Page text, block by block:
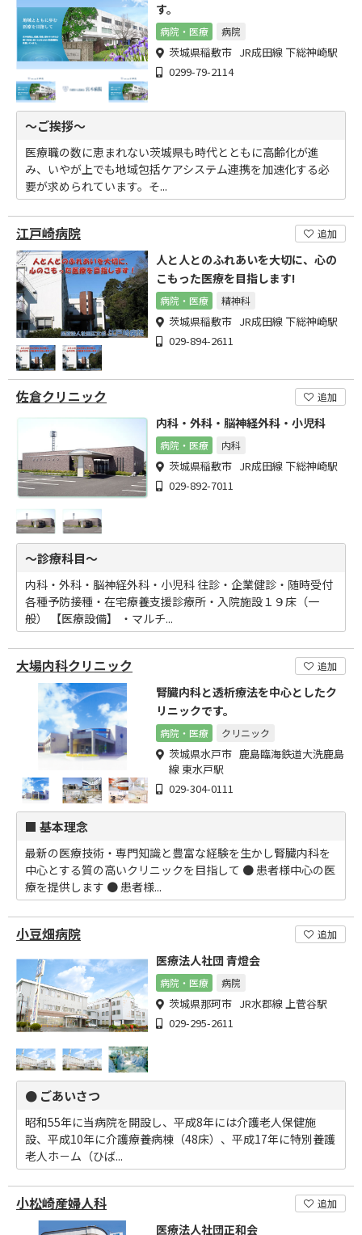
す。
病院・医療 病院
茨城県稲敷市 JR成田線 下総神崎駅
0299-79-2114
～ご挨拶～
医療職の数に恵まれない茨城県も時代とともに高齢化が進
み、いやが上でも地域包括ケアシステム連携を加速化する必
要が求められています。そ...
江戸崎病院 追加
人と人とのふれあいを大切に、心の
こもった医療を目指します!
病院・医療 精神科
茨城県稲敷市 JR成田線 下総神崎駅
029-894-2611
佐倉クリニック 追加
内科・外科・脳神経外科・小児科
病院・医療 内科
茨城県稲敷市 JR成田線 下総神崎駅
029-892-7011
～診療科目～
内科・外科・脳神経外科・小児科 往診・企業健診・随時受付
各種予防接種・在宅療養支援診療所・入院施設１９床（一
般） 【医療設備】 ・マルチ...
大場内科クリニック 追加
腎臓内科と透析療法を中心としたク
リニックです。
病院・医療 クリニック
茨城県水戸市 鹿島臨海鉄道大洗鹿島
線 東水戸駅
029-304-0111
■ 基本理念
最新の医療技術・専門知識と豊富な経験を生かし腎臓内科を
中心とする質の高いクリニックを目指して ● 患者様中心の医
療を提供します ● 患者様...
小豆畑病院 追加
医療法人社団 青燈会
病院・医療 病院
茨城県那珂市 JR水郡線 上菅谷駅
029-295-2611
● ごあいさつ
昭和55年に当病院を開設し、平成8年には介護老人保健施
設、平成10年に介護療養病棟（48床）、平成17年に特別養護
老人ホ－ム（ひば...
小松崎産婦人科 追加
医療法人社団正和会